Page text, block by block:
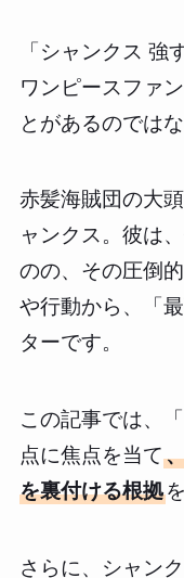
「シャンクス 強
ワンピースファ
とがあるのでは
赤髪海賊団の大
ャンクス。彼は
のの、その圧倒
や行動から、「
ターです。
この記事では、
点に焦点を当て
を裏付ける根拠
さらに、シャン